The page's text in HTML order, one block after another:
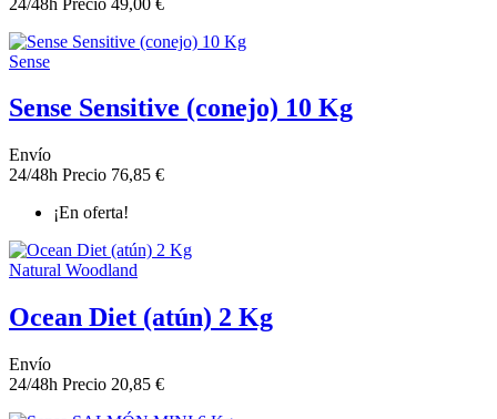
Sense
Sense Sensitive (conejo) 10 Kg
Envío
24/48h Precio 76,85 €
¡En oferta!
Natural Woodland
Ocean Diet (atún) 2 Kg
Envío
24/48h Precio 20,85 €